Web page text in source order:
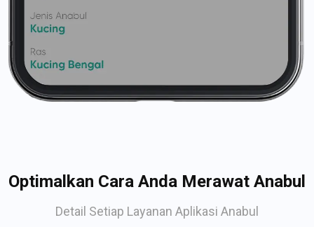
Optimalkan Cara Anda Merawat Anabul
Detail Setiap Layanan Aplikasi Anabul